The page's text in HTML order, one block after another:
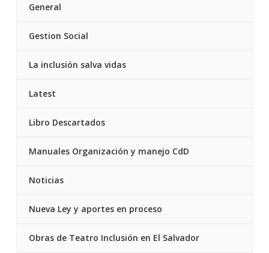
General
Gestion Social
La inclusión salva vidas
Latest
Libro Descartados
Manuales Organización y manejo CdD
Noticias
Nueva Ley y aportes en proceso
Obras de Teatro Inclusión en El Salvador